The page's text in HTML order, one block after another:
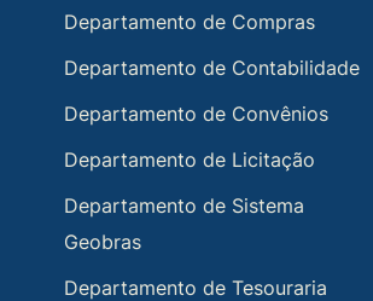
Departamento de Compras
Departamento de Contabilidade
Departamento de Convênios
Departamento de Licitação
Departamento de Sistema
Geobras
Departamento de Tesouraria